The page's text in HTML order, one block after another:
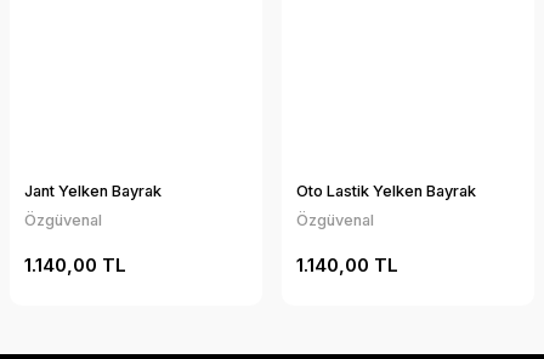
Jant Yelken Bayrak
Özgüvenal
1.140,00 TL
Oto Lastik Yelken Bayrak
Özgüvenal
1.140,00 TL